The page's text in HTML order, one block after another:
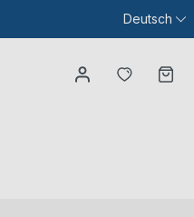
Deutsch
Du